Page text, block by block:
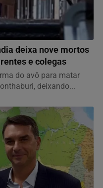
deixa nove mortos
e colegas
do avô para matar
deixando...